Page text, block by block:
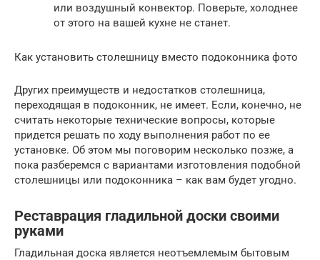
или воздушный конвектор. Поверьте, холоднее
от этого на вашей кухне не станет.
Как установить столешницу вместо подоконника фото
Других преимуществ и недостатков столешница,
переходящая в подоконник, не имеет. Если, конечно, не
считать некоторые технические вопросы, которые
придется решать по ходу выполнения работ по ее
установке. Об этом мы поговорим несколько позже, а
пока разберемся с вариантами изготовления подобной
столешницы или подоконника – как вам будет угодно.
Реставрация гладильной доски своими
руками
Гладильная доска является неотъемлемым бытовым